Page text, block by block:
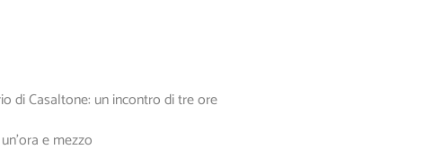
di Casaltone: un incontro di tre ore
e mezzo